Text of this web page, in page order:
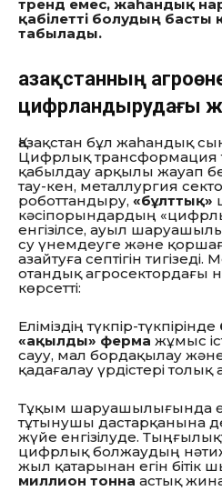
тренд емес, жаһандық
қабілетті болудың басты
табылады.
Қазақстанның
цифрландырудағы
Қазақстан бұл жаһандық
Цифрлық
қабылдау арқылы жауап
тау-кен, металлургия
роботтандыру, «бұлттық»
кәсіпорындардың
енгізілсе, ауыл
су үнемдеуге және
азайтуға септігін
отандық агросектордағы
көрсетті:
Еліміздің түкпір-түкпірінде
«ақылды» ферма жұмыс
сауу, мал бордақылау
қадағалау үрдістері
Тұқым шаруашылығында
тұтынушы дастарқанына
жүйе енгізілуде.
цифрлық болжаудың
жыл қатарынан егін бітік
миллион тонна астық